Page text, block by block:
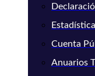
Cuenta
Anuarios